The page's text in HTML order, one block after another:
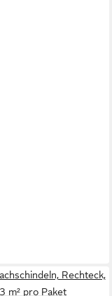
Rechteck,
3 m² pro Paket